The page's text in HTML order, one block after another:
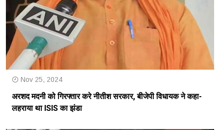
Nov 25, 2024
अरशद मदनी को गिरफ्तार करे नीतीश सरकार, बीजेपी विधायक ने कहा-
लहराया था ISIS का झंडा